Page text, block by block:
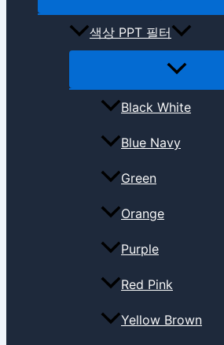
색상 PPT 필터
Black White
Blue Navy
Green
Orange
Purple
Red Pink
Yellow Brown